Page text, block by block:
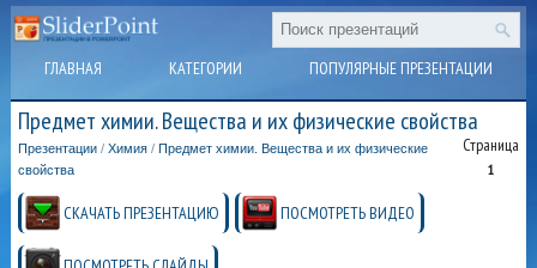
ГЛАВНАЯ КАТЕГОРИИ ПОПУЛЯРНЫЕ ПРЕЗЕНТАЦИИ
Предмет химии. Вещества и их физические свойства
Страница
1
Презентации /Химия / Предмет химии. Вещества и их физические
свойства
СКАЧАТЬ ПРЕЗЕНТАЦИЮ ПОСМОТРЕТЬ ВИДЕО